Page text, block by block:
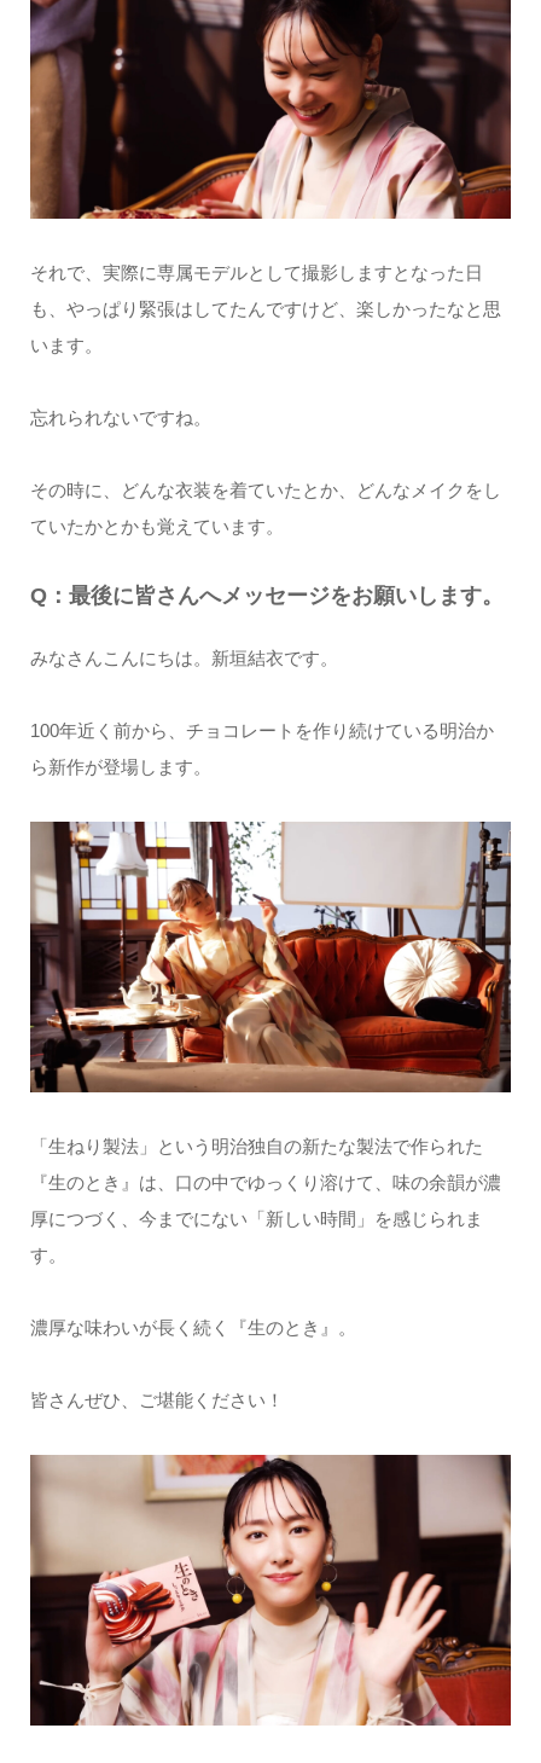
それで、実際に専属モデルとして撮影しますとなった日
も、やっぱり緊張はしてたんですけど、楽しかったなと思
います。
忘れられないですね。
その時に、どんな衣装を着ていたとか、どんなメイクをし
ていたかとかも覚えています。
Q：最後に皆さんへメッセージをお願いします。
みなさんこんにちは。新垣結衣です。
100年近く前から、チョコレートを作り続けている明治か
ら新作が登場します。
「生ねり製法」という明治独自の新たな製法で作られた
『生のとき』は、口の中でゆっくり溶けて、味の余韻が濃
厚につづく、今までにない「新しい時間」を感じられま
す。
濃厚な味わいが長く続く『生のとき』。
皆さんぜひ、ご堪能ください！